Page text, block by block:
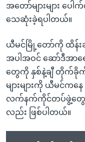
အတော်များများ ပ
သေဆုံးခဲ့ရပါတယ်။
ယီမင်မြို့တော်ကို ထိန်
အပါအဝင် ဆော်ဒီအာ
တွေကို နှစ်နဲ့ချီ တိုက်ခို
များများကို ယီမင်က
လက်နက်ကိုင်တပ်ဖွဲ့တွေ
လည်း ဖြစ်ပါတယ်။